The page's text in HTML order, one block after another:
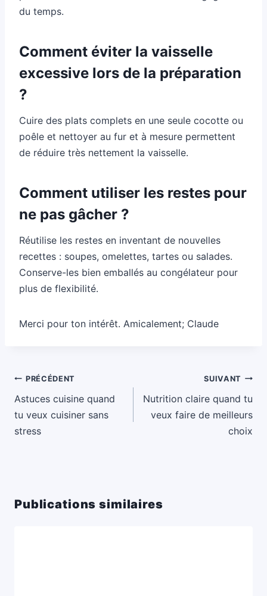
du temps.
Comment éviter la vaisselle
excessive lors de la préparation
?
Cuire des plats complets en une seule cocotte ou
poêle et nettoyer au fur et à mesure permettent
de réduire très nettement la vaisselle.
Comment utiliser les restes pour
ne pas gâcher ?
Réutilise les restes en inventant de nouvelles
recettes : soupes, omelettes, tartes ou salades.
Conserve-les bien emballés au congélateur pour
plus de flexibilité.
Merci pour ton intérêt. Amicalement; Claude
Navigation
de
l’article
PRÉCÉDENT
Astuces cuisine quand
tu veux cuisiner sans
stress
SUIVANT
Nutrition claire quand tu
veux faire de meilleurs
choix
Publications similaires